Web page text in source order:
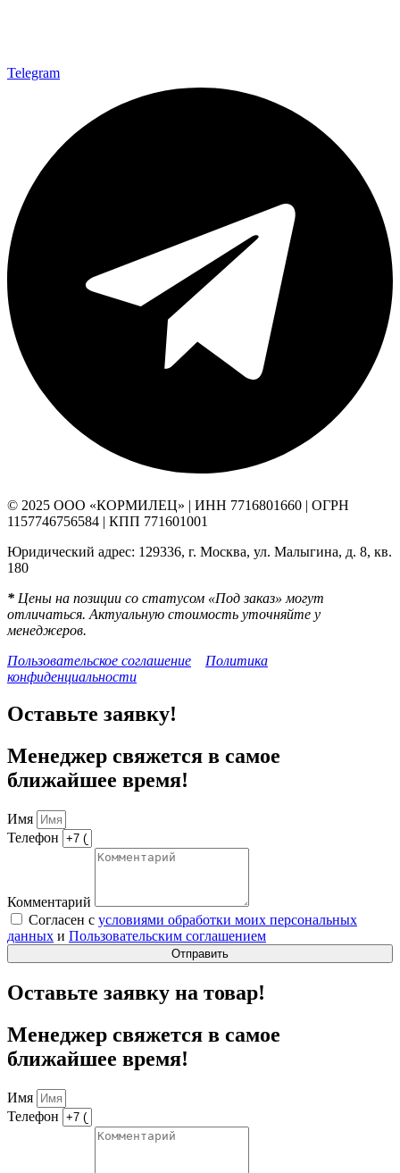
Telegram
© 2025 ООО «КОРМИЛЕЦ» | ИНН 7716801660 | ОГРН
1157746756584 | КПП 771601001
Юридический адрес: 129336, г. Москва, ул. Малыгина, д. 8, кв.
180
* Цены на позиции со статусом «Под заказ» могут
отличаться. Актуальную стоимость уточняйте у
менеджеров.
Пользовательское соглашение
Политика
конфиденциальности
Оставьте заявку!
Менеджер свяжется в самое
ближайшее время!
Имя
Телефон
Комментарий
Согласен с условиями обработки моих персональных
данных и Пользовательским соглашением
Отправить
Оставьте заявку на товар!
Менеджер свяжется в самое
ближайшее время!
Имя
Телефон